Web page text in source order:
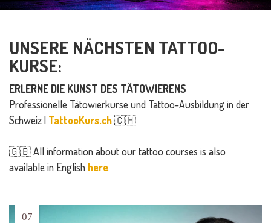
UNSERE NÄCHSTEN TATTOO-
KURSE:
ERLERNE DIE KUNST DES TÄTOWIERENS
Professionelle Tätowierkurse und Tattoo-Ausbildung in der
Schweiz | TattooKurs.ch🇨🇭
🇬🇧 All information about our tattoo courses is also
available in English here.
07